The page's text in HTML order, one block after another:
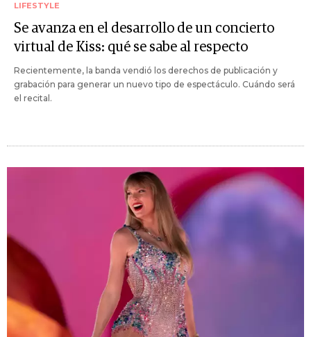
LIFESTYLE
Se avanza en el desarrollo de un concierto
virtual de Kiss: qué se sabe al respecto
Recientemente, la banda vendió los derechos de publicación y
grabación para generar un nuevo tipo de espectáculo. Cuándo será
el recital.